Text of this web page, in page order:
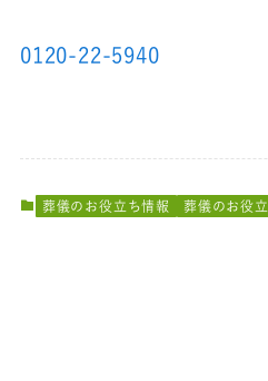
0120-22-5940
葬儀のお役立ち情報 葬儀のお役